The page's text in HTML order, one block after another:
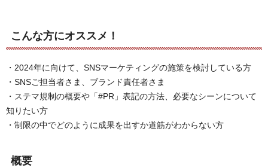
こんな方にオススメ！
・2024年に向けて、SNSマーケティングの施策を検討している方
・SNSご担当者さま、ブランド責任者さま
・ステマ規制の概要や「#PR」表記の方法、必要なシーンについて
知りたい方
・制限の中でどのように成果を出すか道筋がわからない方
概要